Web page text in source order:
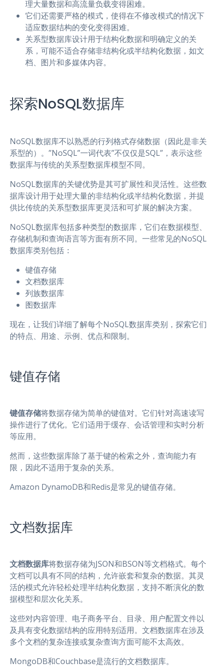
理大量数据和高流量负载变得困难。
它们还需要严格的模式，使得在不修改模式的情况下
适应数据结构的变化变得困难。
关系型数据库设计用于结构化数据和明确定义的关
系，可能不适合存储非结构化或半结构化数据，如文
档、图片和多媒体内容。
探索NoSQL数据库
NoSQL数据库不以熟悉的行列格式存储数据（因此是非关
系型的）。”NoSQL”一词代表”不仅仅是SQL”，表示这些
数据库与传统的关系型数据库模型不同。
NoSQL数据库的关键优势是其可扩展性和灵活性。这些数
据库设计用于处理大量的非结构化或半结构化数据，并提
供比传统的关系型数据库更灵活和可扩展的解决方案。
NoSQL数据库包括多种类型的数据库，它们在数据模型、
存储机制和查询语言等方面有所不同。一些常见的NoSQL
数据库类别包括：
键值存储
文档数据库
列族数据库
图数据库
现在，让我们详细了解每个NoSQL数据库类别，探索它们
的特点、用途、示例、优点和限制。
键值存储
键值存储将数据存储为简单的键值对。它们针对高速读写
操作进行了优化。它们适用于缓存、会话管理和实时分析
等应用。
然而，这些数据库除了基于键的检索之外，查询能力有
限，因此不适用于复杂的关系。
Amazon DynamoDB和Redis是常见的键值存储。
文档数据库
文档数据库将数据存储为JSON和BSON等文档格式。每个
文档可以具有不同的结构，允许嵌套和复杂的数据。其灵
活的模式允许轻松处理半结构化数据，支持不断演化的数
据模型和层次化关系。
这些对内容管理、电子商务平台、目录、用户配置文件以
及具有变化数据结构的应用特别适用。文档数据库在涉及
多个文档的复杂连接或复杂查询方面可能不太高效。
MongoDB和Couchbase是流行的文档数据库。